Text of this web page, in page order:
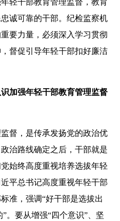
轻干部教育管理监督，教育
诚可靠的干部。纪检监察机
要力量，必须深入学习贯彻
督促引导年轻干部扣好廉洁
强年轻干部教育管理监督
，是传承发扬党的政治优
治路线确定之后，干部就是
始终高度重视培养选拔年轻
平总书记高度重视年轻干部
准，强调“好干部是选拔出
。要从增强“四个意识”、坚